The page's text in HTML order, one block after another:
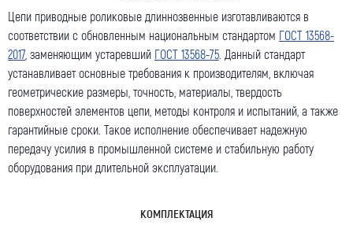
Цепи приводные роликовые длиннозвенные изготавливаются в
соответствии с обновленным национальным стандартом ГОСТ 13568-
2017, заменяющим устаревший ГОСТ 13568-75 . Данный стандарт
устанавливает основные требования к производителям, включая
геометрические размеры, точность, материалы, твердость
поверхностей элементов цепи, методы контроля и испытаний, а также
гарантийные сроки. Такое исполнение обеспечивает надежную
передачу усилия в промышленной системе и стабильную работу
оборудования при длительной эксплуатации.
КОМПЛЕКТАЦИЯ